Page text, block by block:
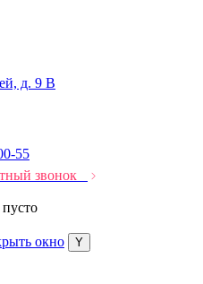
д. 9 В
55
звонок
окно